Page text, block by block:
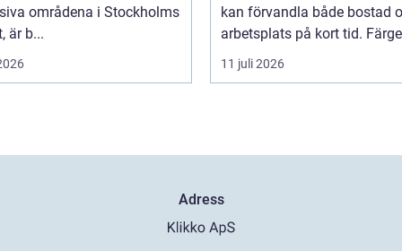
områdena i Stockholms
är b...
kan förvandla både bostad
arbetsplats på kort tid.
11 juli 2026
Adress